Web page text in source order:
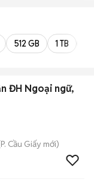
512 GB 1 TB
ĐH Ngoại ngữ,
P. Cầu Giấy mới)